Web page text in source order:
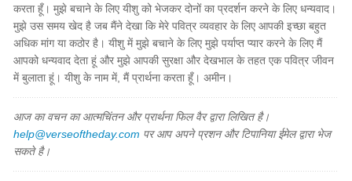
करता हूँ। मुझे बचाने के लिए यीशु को भेजकर दोनों का प्रदर्शन करने के लिए धन्यवाद।
मुझे उस समय खेद है जब मैंने देखा कि मेरे पवित्र व्यवहार के लिए आपकी इच्छा बहुत
अधिक मांग या कठोर है। यीशु में मुझे बचाने के लिए मुझे पर्याप्त प्यार करने के लिए मैं
आपको धन्यवाद देता हूं और मुझे आपकी सुरक्षा और देखभाल के तहत एक पवित्र जीवन
में बुलाता हूं। यीशु के नाम में, मैं प्रार्थना करता हूँ। अमीन।
आज का वचन का आत्मचिंतन और प्रार्थना फिल वैर द्वारा लिखित है।
help@verseoftheday.com पर आप अपने प्रशन और टिपानिया ईमेल द्वारा भेज
सकते है।